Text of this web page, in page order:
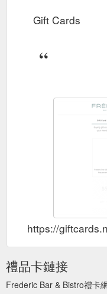
Gift Cards
https://
禮品卡鏈接
Frederic Bar & Bistro禮卡